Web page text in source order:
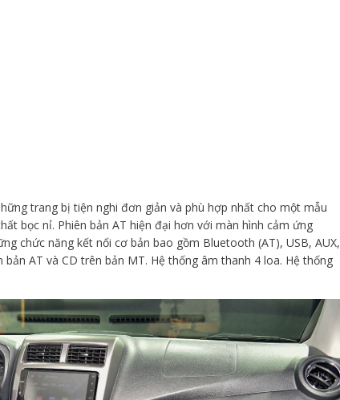
trang bị tiện nghi đơn giản và phù hợp nhất cho một mẫu
bọc nỉ. Phiên bản AT hiện đại hơn với màn hình cảm ứng
chức năng kết nối cơ bản bao gồm Bluetooth (AT), USB, AUX,
bản AT và CD trên bản MT. Hệ thống âm thanh 4 loa. Hệ thống